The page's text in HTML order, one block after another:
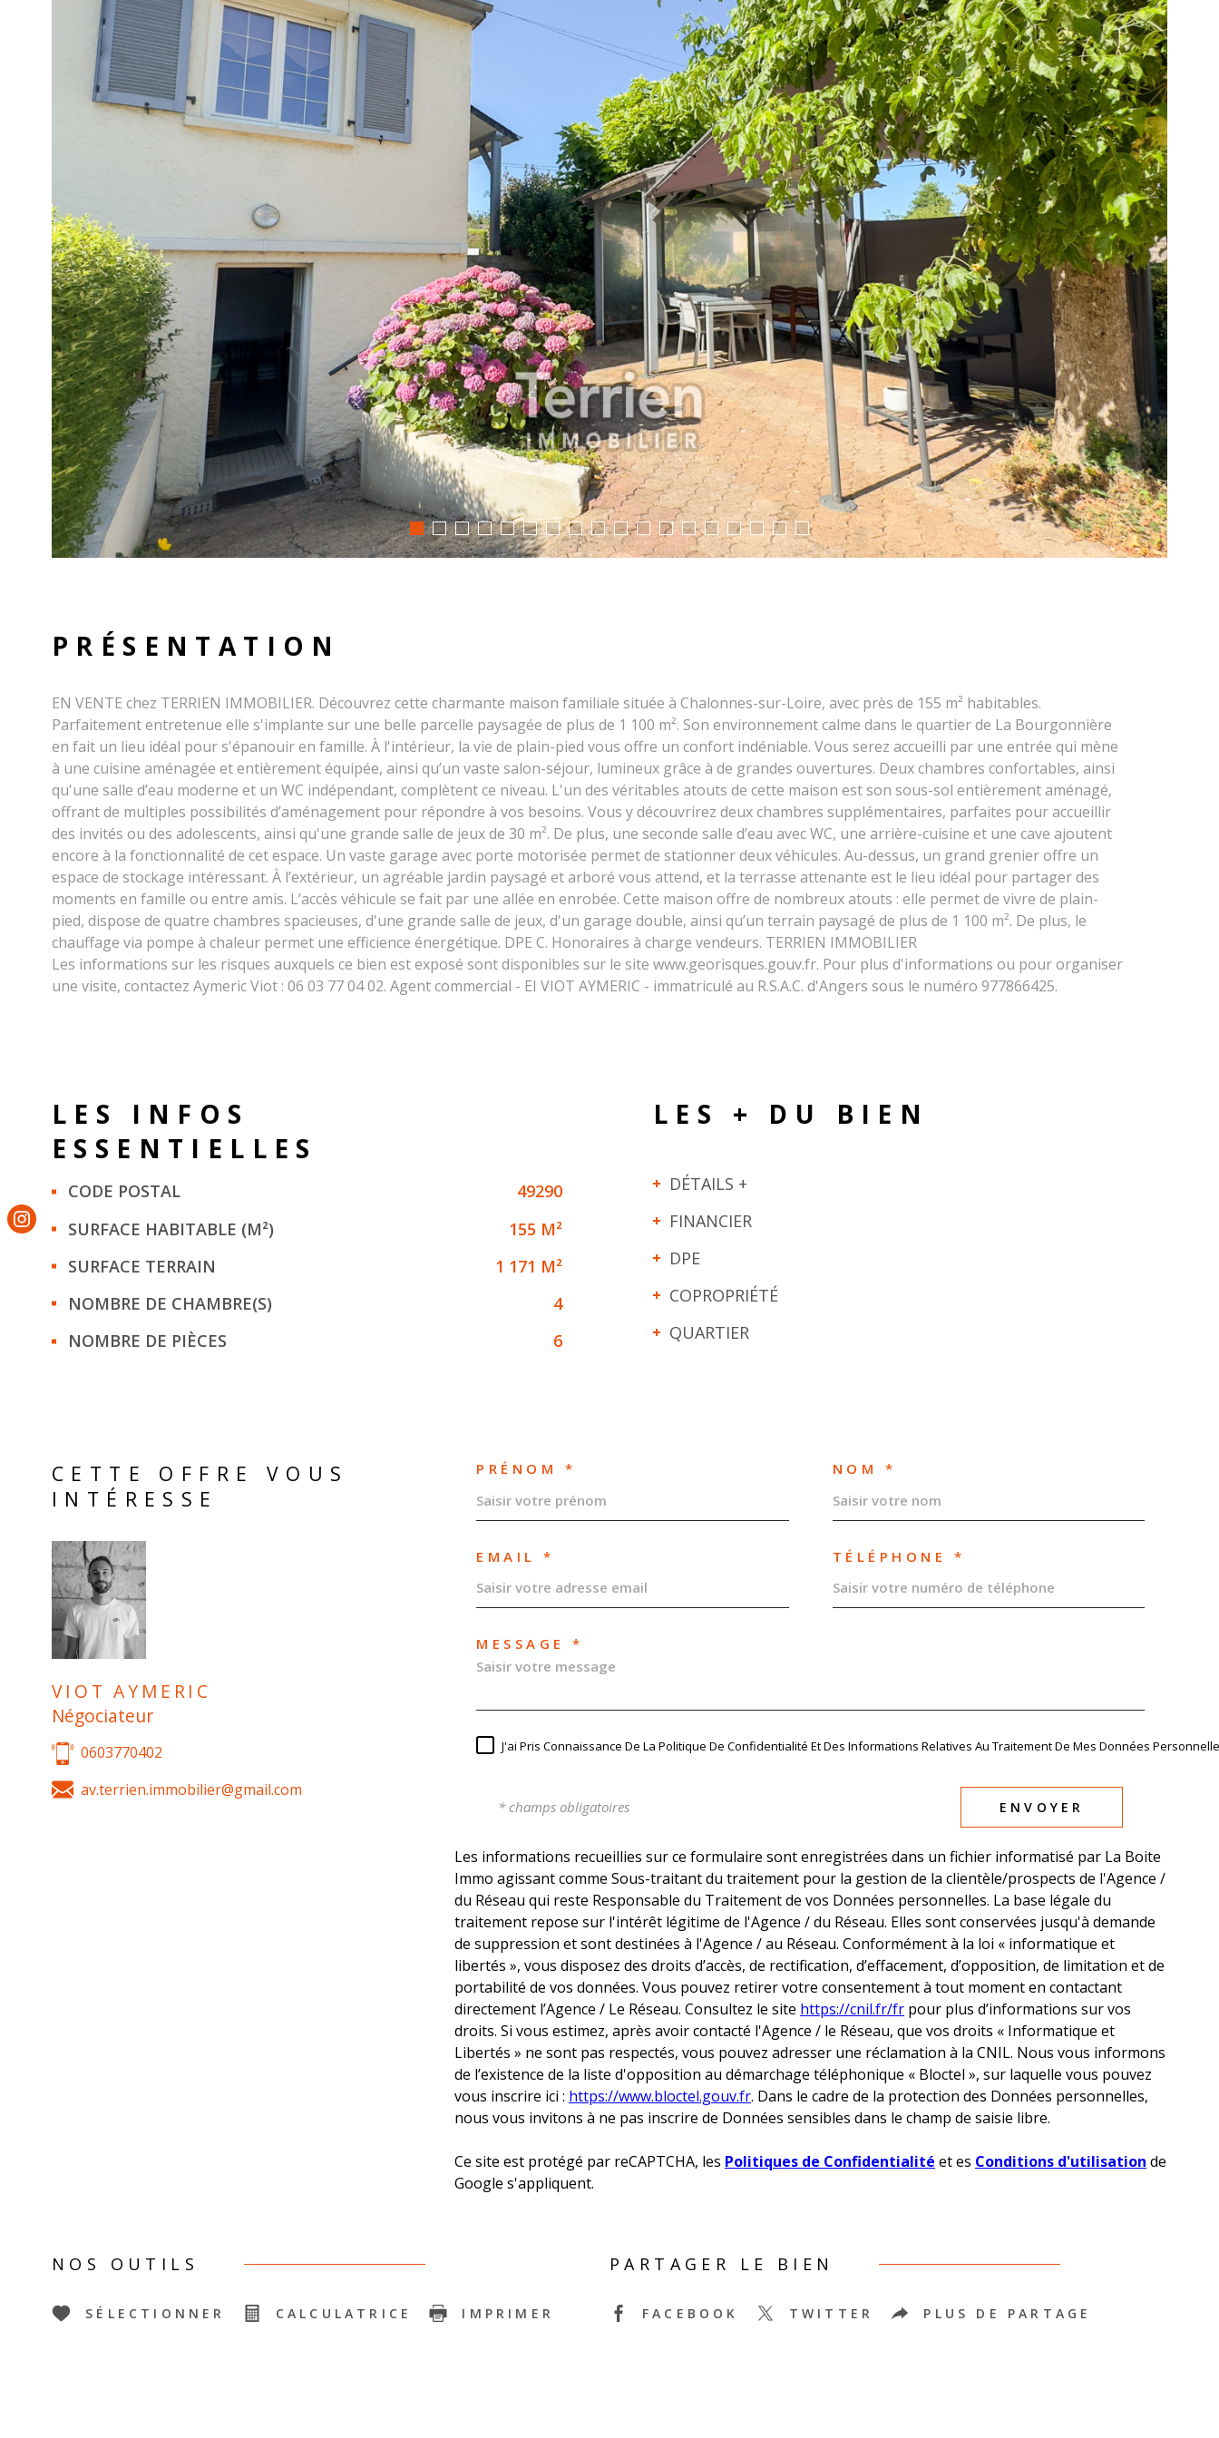
PRÉSENTATION
EN VENTE chez TERRIEN IMMOBILIER. Découvrez cette charmante maison familiale située à Chalonnes-sur-Loire, avec près de 155 m² habitables.
Parfaitement entretenue elle s'implante sur une belle parcelle paysagée de plus de 1 100 m². Son environnement calme dans le quartier de La Bourgonnière
en fait un lieu idéal pour s'épanouir en famille. À l'intérieur, la vie de plain-pied vous offre un confort indéniable. Vous serez accueilli par une entrée qui mène
à une cuisine aménagée et entièrement équipée, ainsi qu’un vaste salon-séjour, lumineux grâce à de grandes ouvertures. Deux chambres confortables, ainsi
qu'une salle d’eau moderne et un WC indépendant, complètent ce niveau. L'un des véritables atouts de cette maison est son sous-sol entièrement aménagé,
offrant de multiples possibilités d’aménagement pour répondre à vos besoins. Vous y découvrirez deux chambres supplémentaires, parfaites pour accueillir
des invités ou des adolescents, ainsi qu'une grande salle de jeux de 30 m². De plus, une seconde salle d’eau avec WC, une arrière-cuisine et une cave ajoutent
encore à la fonctionnalité de cet espace. Un vaste garage avec porte motorisée permet de stationner deux véhicules. Au-dessus, un grand grenier offre un
espace de stockage intéressant. À l’extérieur, un agréable jardin paysagé et arboré vous attend, et la terrasse attenante est le lieu idéal pour partager des
moments en famille ou entre amis. L’accès véhicule se fait par une allée en enrobée. Cette maison offre de nombreux atouts : elle permet de vivre de plain-
pied, dispose de quatre chambres spacieuses, d'une grande salle de jeux, d'un garage double, ainsi qu’un terrain paysagé de plus de 1 100 m². De plus, le
chauffage via pompe à chaleur permet une efficience énergétique. DPE C. Honoraires à charge vendeurs. TERRIEN IMMOBILIER
Les informations sur les risques auxquels ce bien est exposé sont disponibles sur le site www.georisques.gouv.fr. Pour plus d'informations ou pour organiser
une visite, contactez Aymeric Viot : 06 03 77 04 02. Agent commercial - EI VIOT AYMERIC - immatriculé au R.S.A.C. d'Angers sous le numéro 977866425.
LES INFOS
ESSENTIELLES
Caractérisque Valeurs
CODE POSTAL
49290
SURFACE HABITABLE (M²)
155 M²
SURFACE TERRAIN
1 171 M²
NOMBRE DE CHAMBRE(S)
4
NOMBRE DE PIÈCES
6
LES + DU BIEN
DÉTAILS +
FINANCIER
DPE
COPROPRIÉTÉ
QUARTIER
CETTE OFFRE VOUS
INTÉRESSE
VIOT AYMERIC
Négociateur
0603770402
av.terrien.immobilier@gmail.com
PRÉNOM * NOM *
EMAIL * TÉLÉPHONE *
MESSAGE *
J'ai Pris Connaissance De La Politique De Confidentialité Et Des Informations Relatives Au Traitement De Mes Données
* champs obligatoires ENVOYER
Les informations recueillies sur ce formulaire sont enregistrées dans un fichier informatisé par La Boite
Immo agissant comme Sous-traitant du traitement pour la gestion de la clientèle/prospects de l'Agence /
du Réseau qui reste Responsable du Traitement de vos Données personnelles. La base légale du
traitement repose sur l'intérêt légitime de l'Agence / du Réseau. Elles sont conservées jusqu'à demande
de suppression et sont destinées à l'Agence / au Réseau. Conformément à la loi « informatique et
libertés », vous disposez des droits d’accès, de rectification, d’effacement, d’opposition, de limitation et de
portabilité de vos données. Vous pouvez retirer votre consentement à tout moment en contactant
directement l’Agence / Le Réseau. Consultez le site https://cnil.fr/fr pour plus d’informations sur vos
droits. Si vous estimez, après avoir contacté l'Agence / le Réseau, que vos droits « Informatique et
Libertés » ne sont pas respectés, vous pouvez adresser une réclamation à la CNIL. Nous vous informons
de l’existence de la liste d'opposition au démarchage téléphonique « Bloctel », sur laquelle vous pouvez
vous inscrire ici : https://www.bloctel.gouv.fr. Dans le cadre de la protection des Données personnelles,
nous vous invitons à ne pas inscrire de Données sensibles dans le champ de saisie libre.
Ce site est protégé par reCAPTCHA, les Politiques de Confidentialité et es Conditions d'utilisation de
Google s'appliquent.
NOS OUTILS
SÉLECTIONNER CALCULATRICE IMPRIMER
PARTAGER LE BIEN
FACEBOOK TWITTER PLUS DE PARTAGE